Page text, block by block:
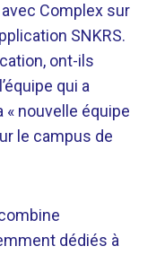
Complex sur
SNKRS.
ont-ils
qui a
« nouvelle équipe
le campus de
dédiés à